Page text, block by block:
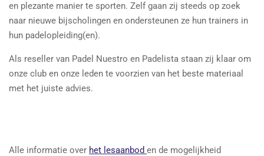
en plezante manier te sporten. Zelf gaan zij steeds op zoek
naar nieuwe bijscholingen en ondersteunen ze hun trainers in
hun padelopleiding(en).
Als reseller van Padel Nuestro en Padelista staan zij klaar om
onze club en onze leden te voorzien van het beste materiaal
met het juiste advies.
Alle informatie over het lesaanbod en de mogelijkheid